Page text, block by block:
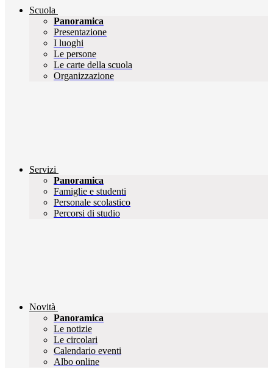
Scuola
Panoramica
Presentazione
I luoghi
Le persone
Le carte della scuola
Organizzazione
Servizi
Panoramica
Famiglie e studenti
Personale scolastico
Percorsi di studio
Novità
Panoramica
Le notizie
Le circolari
Calendario eventi
Albo online